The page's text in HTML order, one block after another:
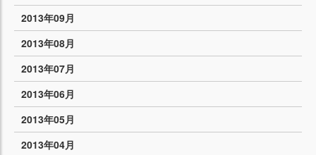
2013年09月
2013年08月
2013年07月
2013年06月
2013年05月
2013年04月